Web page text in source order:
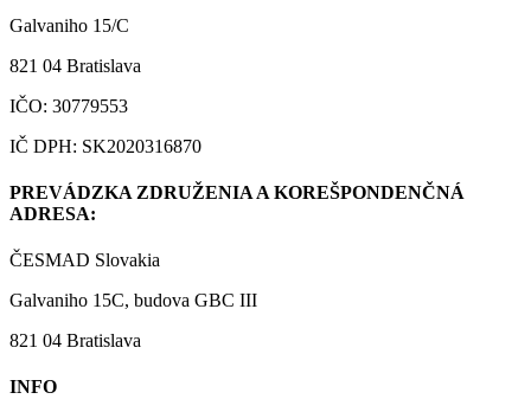
Galvaniho 15/C
821 04 Bratislava
IČO: 30779553
IČ DPH: SK2020316870
PREVÁDZKA ZDRUŽENIA A KOREŠPONDENČNÁ
ADRESA:
ČESMAD Slovakia
Galvaniho 15C, budova GBC III
821 04 Bratislava
INFO